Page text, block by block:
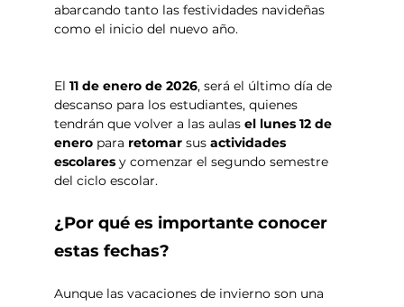
abarcando tanto las festividades navideñas
como el inicio del nuevo año.
El 11 de enero de 2026, será el último día de
descanso para los estudiantes, quienes
tendrán que volver a las aulas el lunes 12 de
enero para retomar sus actividades
escolares y comenzar el segundo semestre
del ciclo escolar.
¿Por qué es importante conocer
estas fechas?
Aunque las vacaciones de invierno son una